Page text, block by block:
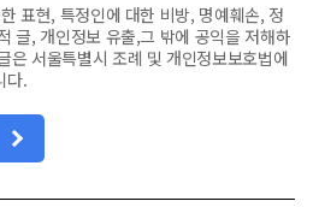
표현, 특정인에 대한 비방, 명예훼손, 정
글, 개인정보 유출,그 밖에 공익을 저해하
은 서울특별시 조례 및 개인정보보호법에
다.